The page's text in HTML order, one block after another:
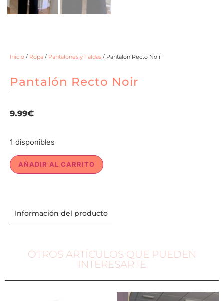
Inicio / Ropa / Pantalones y Faldas / Pantalón Recto Noir
Pantalón Recto Noir
9.99€
1 disponibles
AÑADIR AL CARRITO
Información del producto
OTROS ARTÍCULOS QUE PUEDEN
INTERESARTE